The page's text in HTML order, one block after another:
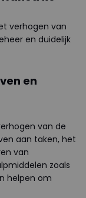
verhogen van
en duidelijk
en
van de
aan taken, het
van
zoals
helpen om